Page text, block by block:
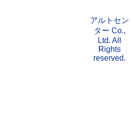
アルトセン
ター Co.,
Ltd. All
Rights
reserved.